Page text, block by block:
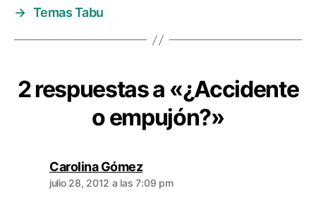
→ Temas Tabu
2 respuestas a «¿Accidente
o empujón?»
Carolina Gómezdice:
julio 28, 2012 a las 7:09 pm